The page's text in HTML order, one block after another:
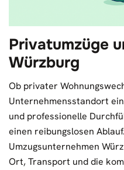
Privatumzüge
Würzburg
Ob privater
Unternehmensstandort
und professionelle
einen reibungslosen
Umzugsunternehmen
Ort, Transport und die